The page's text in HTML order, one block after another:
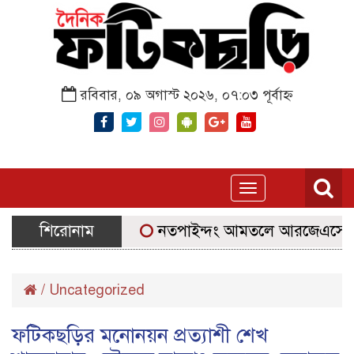
রবিবার, ০৯ অগাস্ট ২০২৬, ০৭:০৩ পূর্বাহ্ন
Toggle
navigation
শিরোনাম নতপাইন্দং আমতলে আরজেএসের প্রথম
/ Uncategorized
ফটিকছড়ির মনোনয়ন প্রত্যাশী শেখ